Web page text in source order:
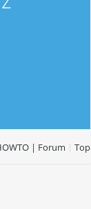
| Forum | Top